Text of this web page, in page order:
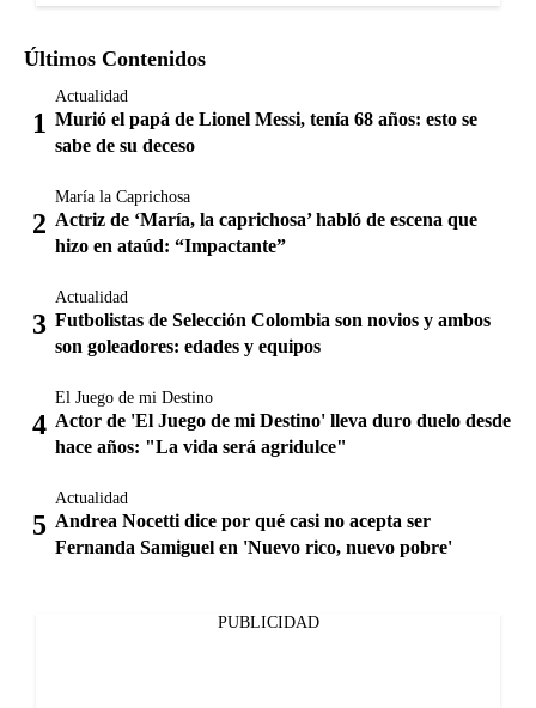
Últimos Contenidos
Actualidad
Murió el papá de Lionel Messi, tenía 68 años: esto se
sabe de su deceso
María la Caprichosa
Actriz de ‘María, la caprichosa’ habló de escena que
hizo en ataúd: “Impactante”
Actualidad
Futbolistas de Selección Colombia son novios y ambos
son goleadores: edades y equipos
El Juego de mi Destino
Actor de 'El Juego de mi Destino' lleva duro duelo desde
hace años: "La vida será agridulce"
Actualidad
Andrea Nocetti dice por qué casi no acepta ser
Fernanda Samiguel en 'Nuevo rico, nuevo pobre'
PUBLICIDAD